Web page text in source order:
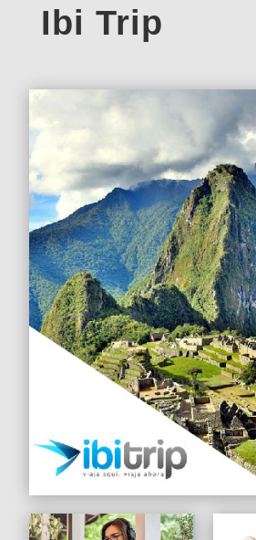
Ibi Trip